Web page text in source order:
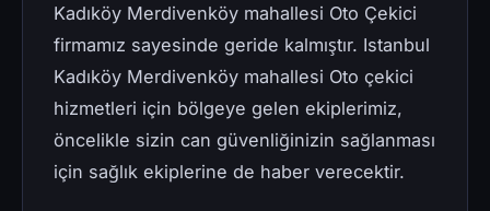
Kadıköy Merdivenköy mahallesi Oto Çekici
firmamız sayesinde geride kalmıştır. Istanbul
Kadıköy Merdivenköy mahallesi Oto çekici
hizmetleri için bölgeye gelen ekiplerimiz,
öncelikle sizin can güvenliğinizin sağlanması
için sağlık ekiplerine de haber verecektir.